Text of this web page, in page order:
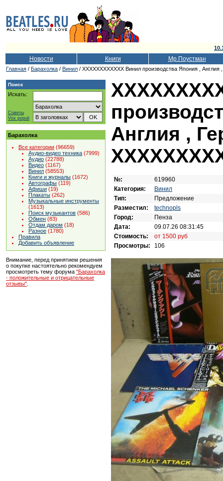
Новости Книги Мр.Поустман
Главная / Барахолка / Винил / XХХХХХХХХХХХ Винил производства Япония ,
Поиск
Искать:
Советы
Vox populi
Барахолка
Все категории (96659)
Аудио-видео техника (7999)
Аудио (22788)
Видео (1167)
Винил (58553)
Книги и журналы (1672)
Автографы (119)
Афиши (19)
Плакаты (262)
Музыкальные инструменты
(1613)
Поиск музыкантов (586)
Обмен (83)
Отдам даром (18)
Разное (1780)
Правила
Добавить объявление
Внимание, перед принятием решения
о покупке настоятельно рекомендуем
просмотреть тему форума "Барахолка
- положительные и отрицательные
отзывы"
Англия ,
№:
619960
Категория:
Винил
Тип:
Предложение
Разместил:
technopls
Город:
Пенза
Дата:
09.07.26 08:31:45
Стоимость:
от 1500 руб
Просмотры:
106